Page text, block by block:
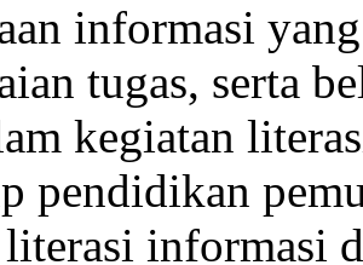
informasi
tugas, serta
kegiatan
pendidikan
informasi